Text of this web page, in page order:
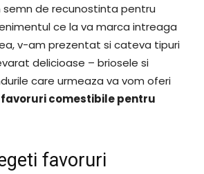
semn de recunostinta pentru
ce la va marca intreaga
v-am prezentat si cateva tipuri
delicioase – briosele si
care urmeaza va vom oferi
favoruri comestibile pentru
favoruri